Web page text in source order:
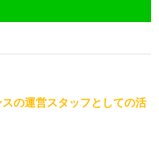
の運営スタッフとしての活